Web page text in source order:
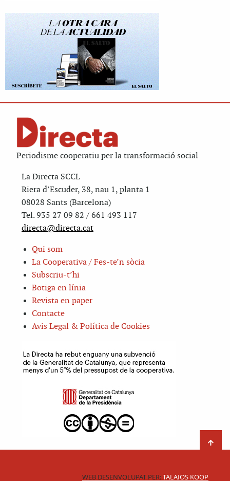
Periodisme cooperatiu per la transformació social
La Directa SCCL
Riera d’Escuder, 38, nau 1, planta 1
08028 Sants (Barcelona)
Tel. 935 27 09 82 / 661 493 117
directa@directa.cat
Qui som
La Cooperativa / Fes-te’n sòcia
Subscriu-t’hi
Botiga en línia
Revista en paper
Contacte
Avis Legal & Política de Cookies
WEB DESENVOLUPAT PER:TALAIOS KOOP